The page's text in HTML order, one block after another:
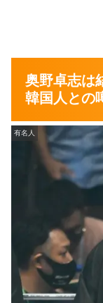
奥野卓志は
韓国人との
有名人